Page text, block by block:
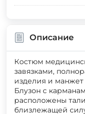
Описание
Костюм
завязками,
изделия и
Блузон с
расположены
близлежащей